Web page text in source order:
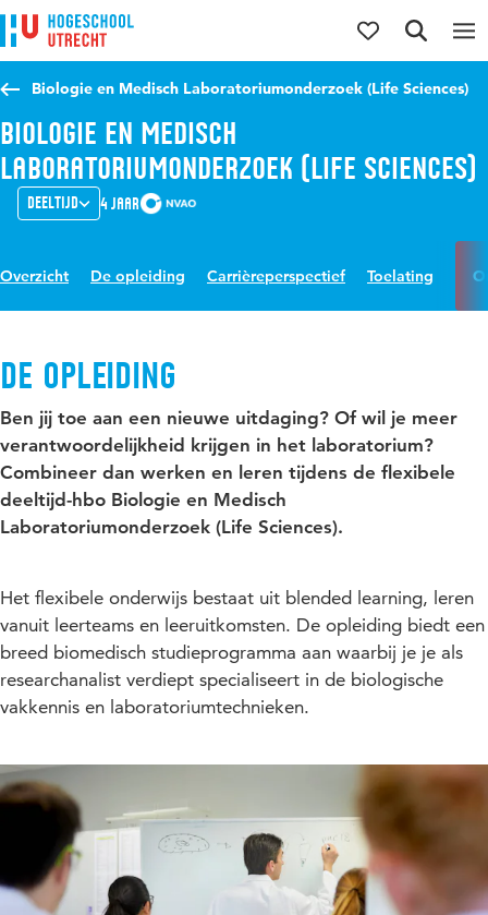
Direct naar de inhoud
Direct naar de hoofdnavigatie
Direct naar de zoekfunctie
Biologie en Medisch Laboratoriumonderzoek (Life Sciences)
Biologie en Medisch
Laboratoriumonderzoek (Life Sciences)
Deeltijd 4 jaar
Overzicht De opleiding Carrièreperspectief Toelating
De opleiding
Ben jij toe aan een nieuwe uitdaging? Of wil je meer
verantwoordelijkheid krijgen in het laboratorium?
Combineer dan werken en leren tijdens de flexibele
deeltijd-hbo Biologie en Medisch
Laboratoriumonderzoek (Life Sciences).
Het flexibele onderwijs bestaat uit blended learning, leren
vanuit leerteams en leeruitkomsten. De opleiding biedt een
breed biomedisch studieprogramma aan waarbij je je als
researchanalist verdiept specialiseert in de biologische
vakkennis en laboratoriumtechnieken.